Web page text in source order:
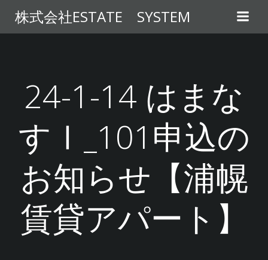
ン
テ
キ
プ
株式会社ESTATE SYSTEM
24-1-14 はまな
すⅠ_101申込の
お知らせ【浦幌
賃貸アパート】